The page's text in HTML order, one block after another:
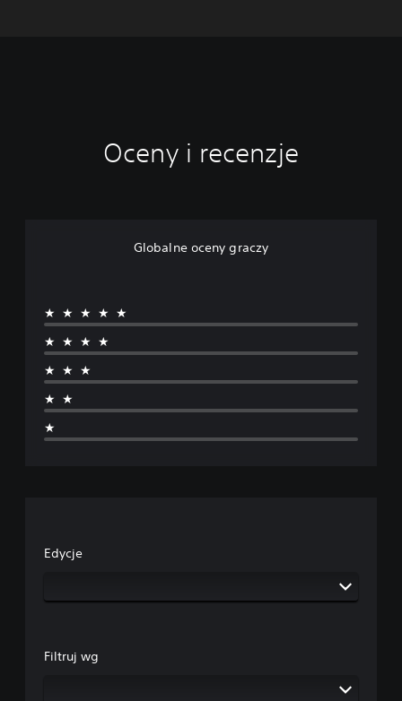
Oceny i recenzje
Globalne oceny graczy
★★★★★
★★★★
★★★
★★
★
Edycje
Filtruj wg